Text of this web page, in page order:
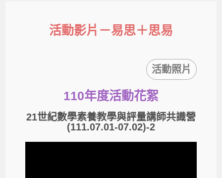
活動影片－易思＋思易
活動照片
110年度活動花絮
21世紀數學素養教學與評量講師共識營
(111.07.01-07.02)-2